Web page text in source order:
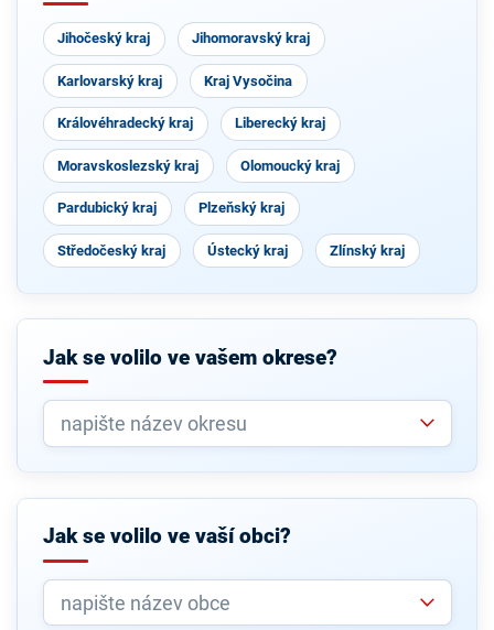
Jihočeský kraj Jihomoravský kraj
Karlovarský kraj Kraj Vysočina
Královéhradecký kraj Liberecký kraj
Moravskoslezský kraj Olomoucký kraj
Pardubický kraj Plzeňský kraj
Středočeský kraj Ústecký kraj Zlínský kraj
Jak se volilo ve vašem okrese?
Jak se volilo ve vaší obci?